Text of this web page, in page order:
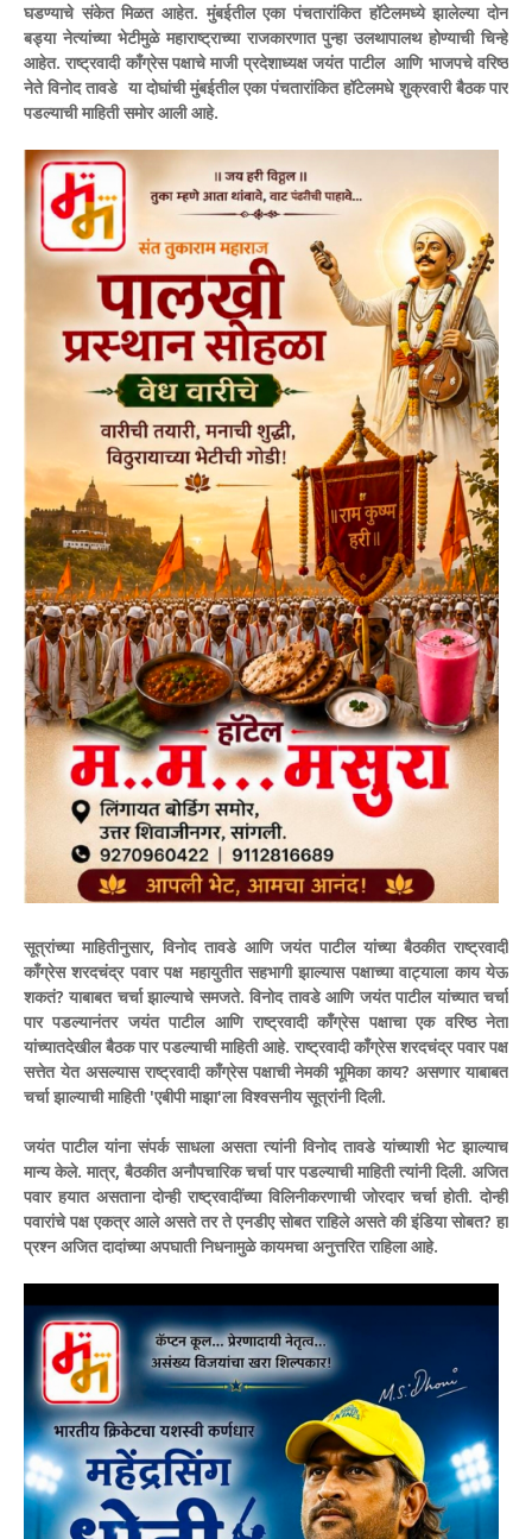
घडण्याचे संकेत मिळत आहेत. मुंबईतील एका पंचतारांकित हॉटेलमध्ये झालेल्या दोन
बड्या नेत्यांच्या भेटीमुळे महाराष्ट्राच्या राजकारणात पुन्हा उलथापालथ होण्याची चिन्हे
आहेत. राष्ट्रवादी काँग्रेस पक्षाचे माजी प्रदेशाध्यक्ष जयंत पाटील आणि भाजपचे वरिष्ठ
नेते विनोद तावडे या दोघांची मुंबईतील एका पंचतारांकित हॉटेलमधे शुक्रवारी बैठक पार
पडल्याची माहिती समोर आली आहे.
सूत्रांच्या माहितीनुसार, विनोद तावडे आणि जयंत पाटील यांच्या बैठकीत राष्ट्रवादी
काँग्रेस शरदचंद्र पवार पक्ष महायुतीत सहभागी झाल्यास पक्षाच्या वाट्याला काय येऊ
शकतं? याबाबत चर्चा झाल्याचे समजते. विनोद तावडे आणि जयंत पाटील यांच्यात चर्चा
पार पडल्यानंतर जयंत पाटील आणि राष्ट्रवादी काँग्रेस पक्षाचा एक वरिष्ठ नेता
यांच्यातदेखील बैठक पार पडल्याची माहिती आहे. राष्ट्रवादी काँग्रेस शरदचंद्र पवार पक्ष
सत्तेत येत असल्यास राष्ट्रवादी काँग्रेस पक्षाची नेमकी भूमिका काय? असणार याबाबत
चर्चा झाल्याची माहिती 'एबीपी माझा'ला विश्वसनीय सूत्रांनी दिली.
जयंत पाटील यांना संपर्क साधला असता त्यांनी विनोद तावडे यांच्याशी भेट झाल्याच
मान्य केले. मात्र, बैठकीत अनौपचारिक चर्चा पार पडल्याची माहिती त्यांनी दिली. अजित
पवार हयात असताना दोन्ही राष्ट्रवादींच्या विलिनीकरणाची जोरदार चर्चा होती. दोन्ही
पवारांचे पक्ष एकत्र आले असते तर ते एनडीए सोबत राहिले असते की इंडिया सोबत? हा
प्रश्न अजित दादांच्या अपघाती निधनामुळे कायमचा अनुत्तरित राहिला आहे.